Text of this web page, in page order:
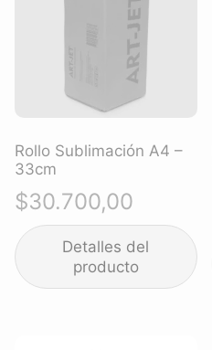
Rollo Sublimación A4 –
33cm
$30.700,00